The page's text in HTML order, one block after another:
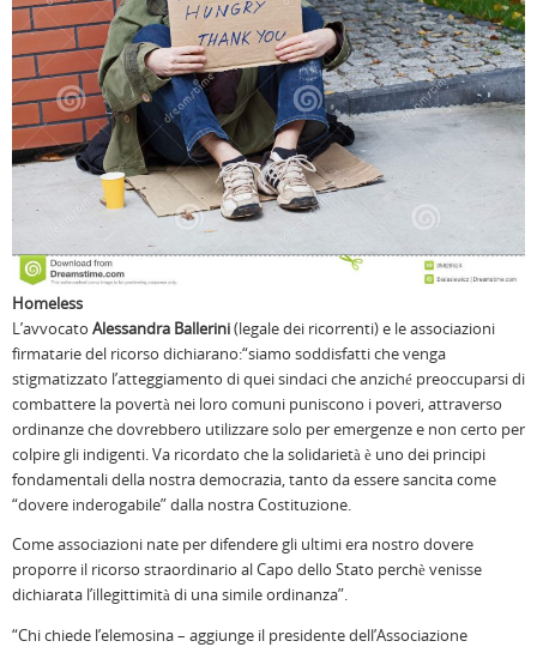
Homeless
L’avvocato Alessandra Ballerini(legale dei ricorrenti) e le associazioni
firmatarie del ricorso dichiarano:“siamo soddisfatti che venga
stigmatizzato l’atteggiamento di quei sindaci che anziché preoccuparsi di
combattere la povertà nei loro comuni puniscono i poveri, attraverso
ordinanze che dovrebbero utilizzare solo per emergenze e non certo per
colpire gli indigenti. Va ricordato che la solidarietà è uno dei principi
fondamentali della nostra democrazia, tanto da essere sancita come
“dovere inderogabile” dalla nostra Costituzione.
Come associazioni nate per difendere gli ultimi era nostro dovere
proporre il ricorso straordinario al Capo dello Stato perchè venisse
dichiarata l’illegittimità di una simile ordinanza”.
“Chi chiede l’elemosina – aggiunge il presidente dell’Associazione